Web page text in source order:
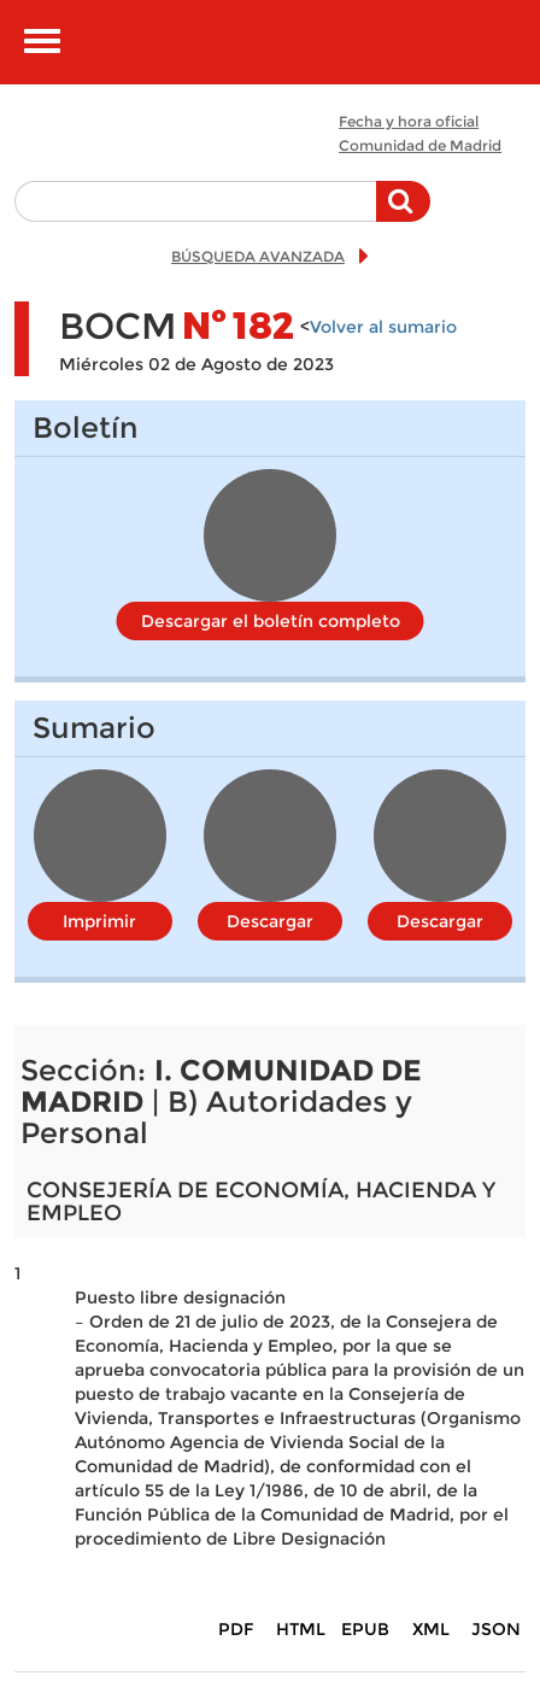
Toggle
Fecha y hora oficial
Comunidad de Madrid
BÚSQUEDA AVANZADA
BOCM Nº182 <Volver al sumario
Miércoles 02 de Agosto de 2023
Boletín
Descargar el boletín completo
Sumario
Imprimir Descargar Descargar
Sección: I. COMUNIDAD DE
MADRID| B) Autoridades y
Personal
CONSEJERÍA DE ECONOMÍA, HACIENDA Y
EMPLEO
1
Puesto libre designación
– Orden de 21 de julio de 2023, de la Consejera de
Economía, Hacienda y Empleo, por la que se
aprueba convocatoria pública para la provisión de un
puesto de trabajo vacante en la Consejería de
Vivienda, Transportes e Infraestructuras (Organismo
Autónomo Agencia de Vivienda Social de la
Comunidad de Madrid), de conformidad con el
artículo 55 de la Ley 1/1986, de 10 de abril, de la
Función Pública de la Comunidad de Madrid, por el
procedimiento de Libre Designación
PDF HTML EPUB XML JSON